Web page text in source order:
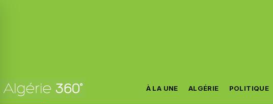
À LA UNE ALGÉRIE POLITIQUE